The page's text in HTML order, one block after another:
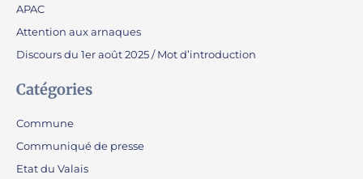
c
h
e
APAC
Attention aux arnaques
Discours du 1er août 2025 / Mot d’introduction
Catégories
Commune
Communiqué de presse
Etat du Valais